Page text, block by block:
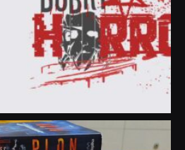
dobryhorror
Lip 31